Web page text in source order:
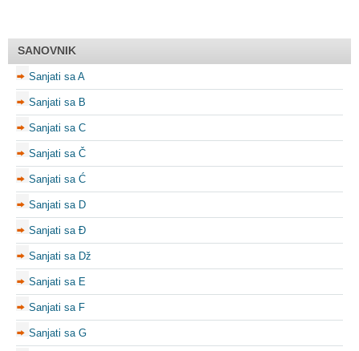
SANOVNIK
Sanjati sa A
Sanjati sa B
Sanjati sa C
Sanjati sa Č
Sanjati sa Ć
Sanjati sa D
Sanjati sa Đ
Sanjati sa Dž
Sanjati sa E
Sanjati sa F
Sanjati sa G